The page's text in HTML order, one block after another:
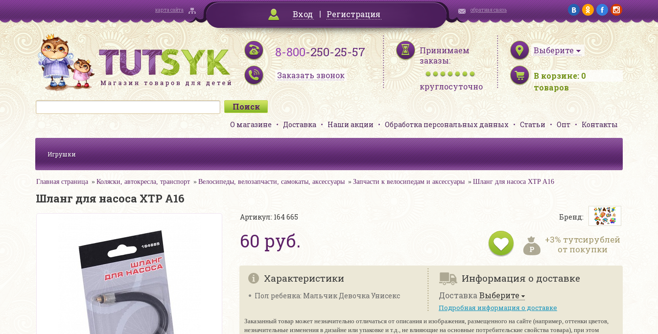
карта сайта Вход Регистрация обратная связь
8-800-250-25-57
Заказать звонок
Принимаем
заказы:
круглосуточно
Выберите
В корзине: 0
товаров
О магазине Доставка Наши акции Обработка персональных данных Статьи Опт Контакты
Игрушки
Главная страница Коляски, автокресла, транспорт Велосипеды, велозапчасти, самокаты, аксессуары Запчасти к велосипедам и аксессуары Шланг для насоса XTP А16
Шланг для насоса XTP А16
Артикул: 164 665
60 руб.
Бренд:
+3% тутсирублей
от покупки
Характеристики
Пол ребенка: Мальчик Девочка Унисекс
Информация о доставке
Доставка Выберите
Подробная информация о доставке
Заказанный товар может незначительно отличаться от описания и изображения, размещенного на сайте (например, оттенки цветов,
незначительные изменения в дизайне или упаковке и т.д., не влияющие на основные потребительские свойства товара), при этом